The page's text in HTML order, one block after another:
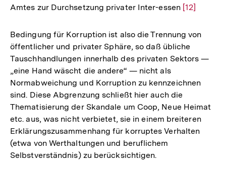
Amtes zur Durchsetzung privater Inter-essen Zur
der
Fußnote
[12]
Bedingung für Korruption ist also die Trennung von
öffentlicher und privater Sphäre, so daß übliche
Tauschhandlungen innerhalb des privaten Sektors —
„eine Hand wäscht die andere“ — nicht als
Normabweichung und Korruption zu kennzeichnen
sind. Diese Abgrenzung schließt hier auch die
Thematisierung der Skandale um Coop, Neue Heimat
etc. aus, was nicht verbietet, sie in einem breiteren
Erklärungszusammenhang für korruptes Verhalten
(etwa von Werthaltungen und beruflichem
Selbstverständnis) zu berücksichtigen.